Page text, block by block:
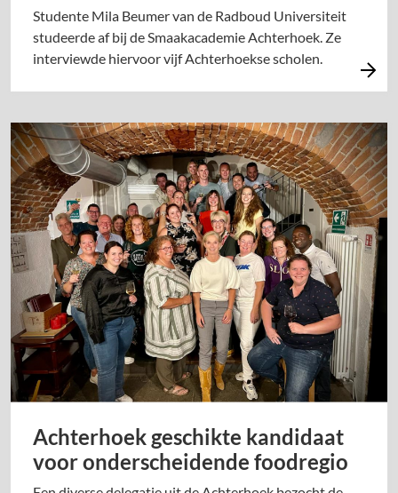
Studente Mila Beumer van de Radboud Universiteit
studeerde af bij de Smaakacademie Achterhoek. Ze
interviewde hiervoor vijf Achterhoekse scholen.
Achterhoek geschikte kandidaat
voor onderscheidende foodregio